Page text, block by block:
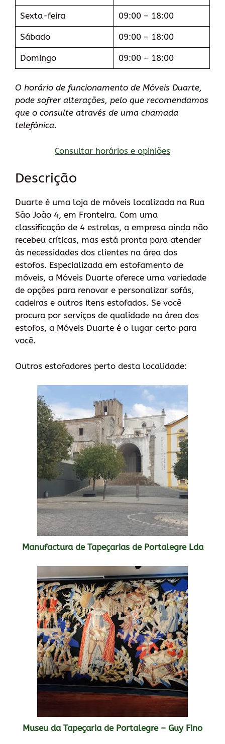
Sexta-feira 09:00 – 18:00
Sábado 09:00 – 18:00
Domingo 09:00 – 18:00
O horário de funcionamento de Móveis Duarte,
pode sofrer alterações, pelo que recomendamos
que o consulte através de uma chamada
telefónica.
Consultar horários e opiniões
Descrição
Duarte é uma loja de móveis localizada na Rua
São João 4, em Fronteira. Com uma
classificação de 4 estrelas, a empresa ainda não
recebeu críticas, mas está pronta para atender
às necessidades dos clientes na área dos
estofos. Especializada em estofamento de
móveis, a Móveis Duarte oferece uma variedade
de opções para renovar e personalizar sofás,
cadeiras e outros itens estofados. Se você
procura por serviços de qualidade na área dos
estofos, a Móveis Duarte é o lugar certo para
você.
Outros estofadores perto desta localidade:
Manufactura de Tapeçarias de Portalegre Lda
Museu da Tapeçaria de Portalegre – Guy Fino